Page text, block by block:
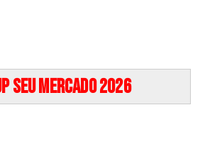
Seu Mercado 2026